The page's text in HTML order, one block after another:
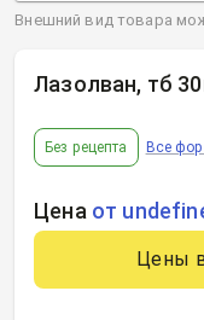
Лазолван, тб
Без рецепта Все
Цена от
Цены
Внешний вид товара